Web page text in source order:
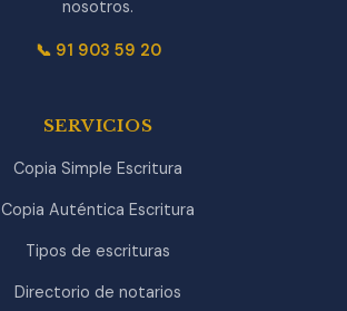
nosotros.
📞 91 903 59 20
SERVICIOS
Copia Simple Escritura
Copia Auténtica Escritura
Tipos de escrituras
Directorio de notarios